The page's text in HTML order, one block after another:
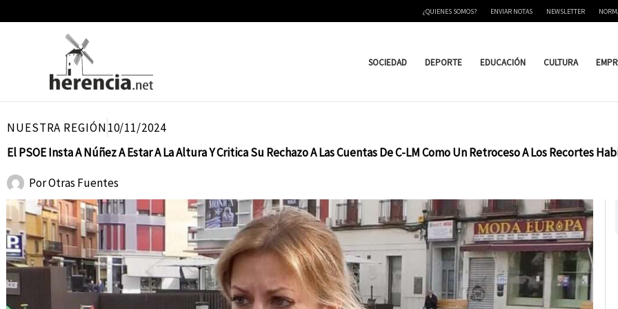
¿QUIENES SOMOS? ENVIAR NOTAS NEWSLETTER
SOCIEDAD DEPORTE EDUCACIÓN CULTURA
NUESTRA REGIÓN10/11/2024
El PSOE Insta A Núñez A Estar A La Altura Y Critica Su Rechazo A Las Cuentas De C-LM Como Un Retroceso A Los Recortes
PorOtras Fuentes